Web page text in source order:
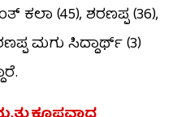
ಕಲಾ (45), ಶರಣಪ್ಪ (36),
ಮಗು ಸಿದ್ದಾರ್ಥ್​ (3)